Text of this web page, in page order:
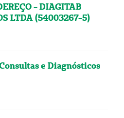
- DIAGITAB
LTDA (54003267-5)
e Diagnósticos